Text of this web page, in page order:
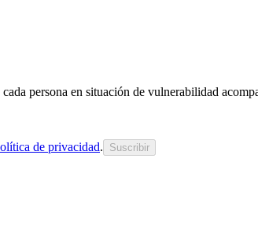
persona en situación de vulnerabilidad
de privacidad. Suscribir